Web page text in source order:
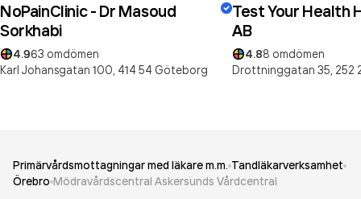
NoPainClinic - Dr Masoud
Sorkhabi
4.963 omdömen
Karl Johansgatan 100, 414 54 Göteborg
Test Your Health
AB
4.88 omdömen
Drottninggatan 35, 252
Primärvårdsmottagningar med läkare m.m. Tandläkarverksamhet
Örebro Mödravårdscentral Askersunds Vårdcentral